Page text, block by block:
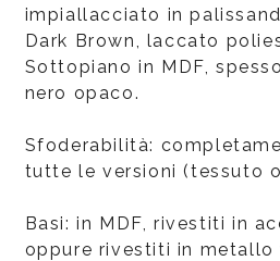
impiallacciato in
Dark Brown, laccato
Sottopiano in MDF,
nero opaco.
Sfoderabilità:
tutte le versioni (tessuto
Basi: in MDF, rivestiti in
oppure rivestiti in metallo